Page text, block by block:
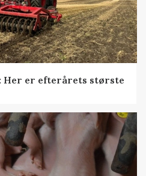
Her er efterårets største